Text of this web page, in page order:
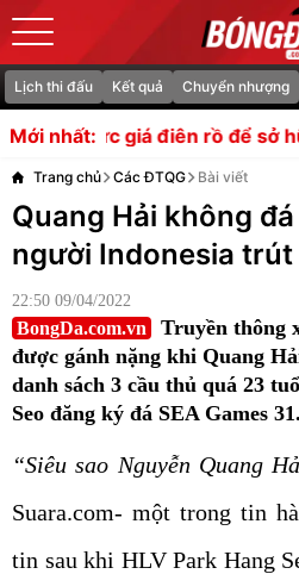
Lịch thi đấu Kết quả Chuyển nhượng
Mới nhất:
rồ để sở hữu Lewis Hall
Trang chủ Các ĐTQG Bài viết
Quang Hải không đá
người Indonesia trút
22:50 09/04/2022
BongDa.com.vn
Truyền thông
được gánh nặng khi Quang
danh sách 3 cầu thủ quá 23
Seo đăng ký đá SEA Games 31.
“Siêu sao Nguyễn Quang
Suara.com- một trong tin
tin sau khi HLV Park Hang